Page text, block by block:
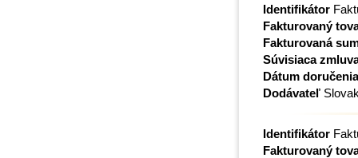
Identifikátor
Fakturovaný
Fakturovaná
Súvisiaca
Dátum doručenia
Dodávateľ
Identifikátor
Fakturovaný